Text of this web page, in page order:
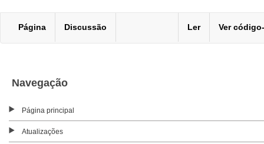
Página Discussão Ler Ver
Navegação
Página principal
Atualizações